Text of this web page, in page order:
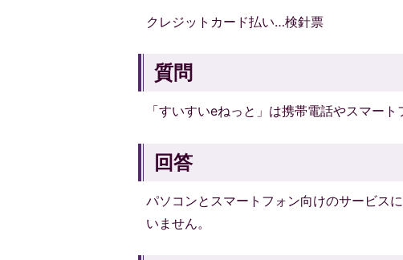
クレジットカード払い…検針票
質問
「すいすいeねっと」は携帯電話やスマー
回答
パソコンとスマートフォン向けのサービス
いません。